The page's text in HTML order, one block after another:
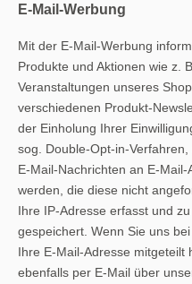
E-Mail-Werbung
Mit der E-Mail-Werbung
Produkte und Aktionen wie z.
Veranstaltungen unseres
verschiedenen Produkt-
der Einholung Ihrer
sog. Double-Opt-in-
E-Mail-Nachrichten an E-
werden, die diese nicht
Ihre IP-Adresse erfasst und
gespeichert. Wenn Sie uns
Ihre E-Mail-Adresse mitgeteilt
ebenfalls per E-Mail über